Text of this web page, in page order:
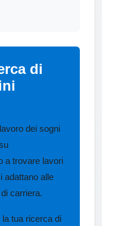
di
dei sogni
a trovare lavori
adattano alle
carriera.
tua ricerca di